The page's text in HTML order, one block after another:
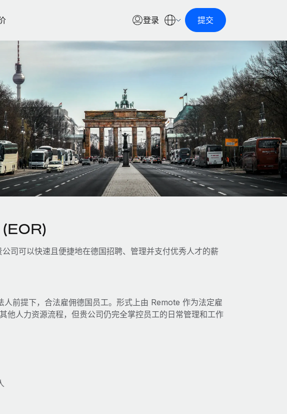
登录 提交
(EOR)
司可以快速且便捷地在德国招聘、管理并支付优秀人才的薪
前提下，合法雇佣德国员工。形式上由 Remote 作为法定雇
他人力资源流程，但贵公司仍完全掌控员工的日常管理和工作